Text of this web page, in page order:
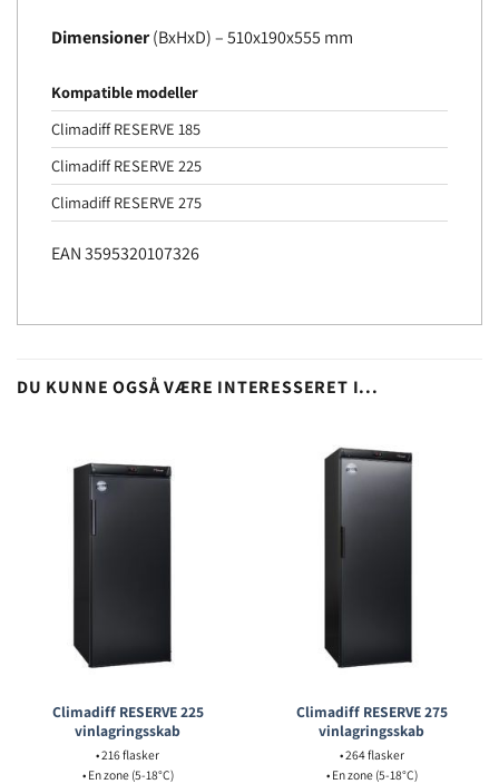
Dimensioner(BxHxD) – 510x190x555 mm
Kompatible modeller
Climadiff RESERVE 185
Climadiff RESERVE 225
Climadiff RESERVE 275
EAN 3595320107326
DU KUNNE OGSÅ VÆRE INTERESSERET I...
Climadiff RESERVE 225
vinlagringsskab
• 216 flasker
• En zone (5-18°C)
Climadiff RESERVE 275
vinlagringsskab
• 264 flasker
• En zone (5-18°C)